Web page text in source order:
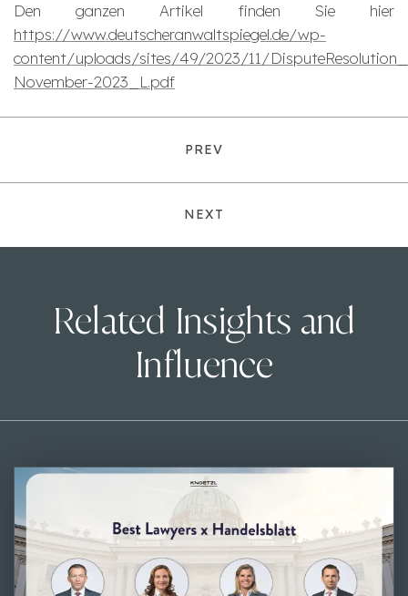
Den ganzen Artikel finden Sie hier
https://www.deutscheranwaltspiegel.de/wp-
content/uploads/sites/49/2023/11/
November-2023_L.pdf
PREV
NEXT
Related Insights and
Influence